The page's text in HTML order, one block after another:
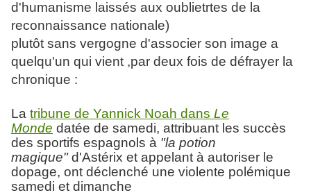
d'humanisme laissés aux oublietrtes de la
reconnaissance nationale)
plutôt sans vergogne d'associer son image a
quelqu'un qui vient ,par deux fois de défrayer la
chronique :
La tribune de Yannick Noah dans Le
Monde datée de samedi, attribuant les succès
des sportifs espagnols à "la potion
magique" d'Astérix et appelant à autoriser le
dopage, ont déclenché une violente polémique
samedi et dimanche